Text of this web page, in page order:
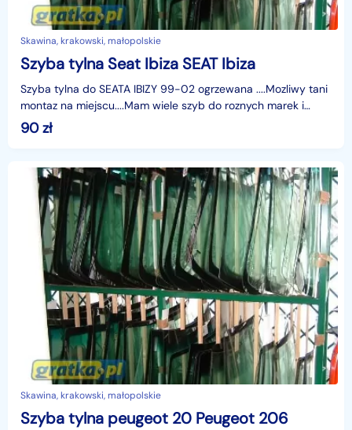
Skawina, krakowski, małopolskie
Szyba tylna Seat Ibiza SEAT Ibiza
Szyba tylna do SEATA IBIZY 99-02 ogrzewana ....Mozliwy tani
montaz na miejscu....Mam wiele szyb do roznych marek i
modeli...tel.12 276 84 60
90zł
Skawina, krakowski, małopolskie
Szyba tylna peugeot 20 Peugeot 206